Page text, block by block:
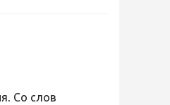
Со слов